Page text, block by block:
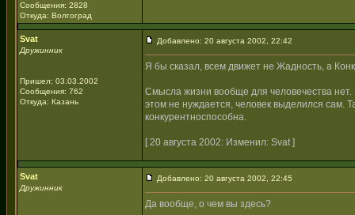
Сообщения: 2828
Откуда: Волгоград
Svat
Дружинник
Пришел: 03.03.2002
Сообщения: 762
Откуда: Казань
Добавлено: 20 августа 2002, 22:42
Я бы сказал, всем движет не Жадность, а
Смысла жизни вообще для человечества нет.
этом не нуждается, человек выделился сам.
конкурентноспособна.
[ 20 августа 2002: Изменил: Svat ]
Svat
Дружинник
Добавлено: 20 августа 2002, 22:45
Да вообще, о чем вы здесь?